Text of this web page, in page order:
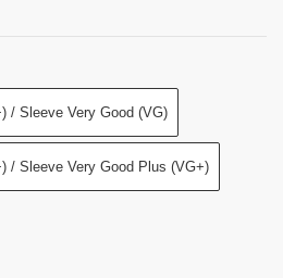
/ Sleeve Very Good (VG)
/ Sleeve Very Good Plus (VG+)